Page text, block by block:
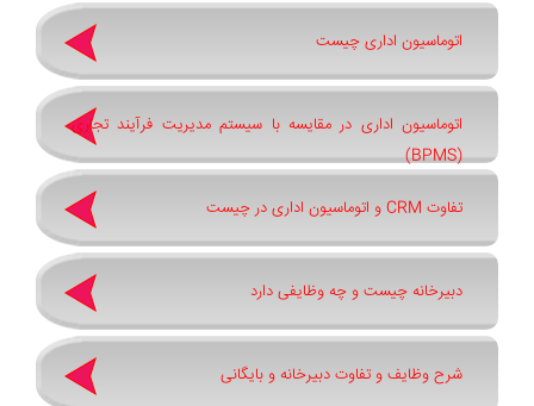
اتوماسیون اداری چیست
اتوماسیون اداری در مقایسه با سیستم مدیریت فرآیند تجاری
(BPMS)
تفاوت CRM و اتوماسیون اداری در چیست
دبیرخانه چیست و چه وظایفی دارد
شرح وظایف و تفاوت دبیرخانه و بایگانی